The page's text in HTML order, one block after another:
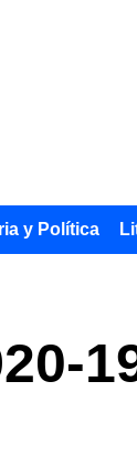
y Política